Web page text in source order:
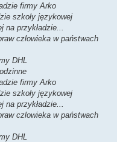
firmy Arko
szkoły językowej
przykładzie...
czlowieka w państwach
DHL
firmy Arko
szkoły językowej
przykładzie...
czlowieka w państwach
DHL